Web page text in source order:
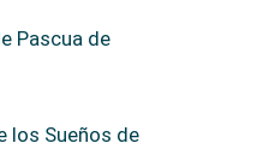
Pascua de
los Sueños de